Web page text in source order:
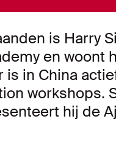
is Harry
en woont
is in China
workshops.
hij de